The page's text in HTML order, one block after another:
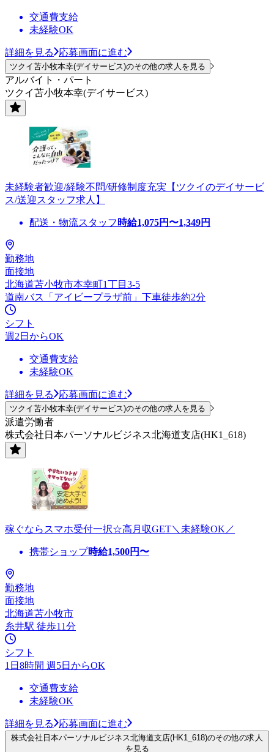
交通費支給
未経験OK
詳細を見る 応募画面に進む
ツクイ苫小牧本幸(デイサービス)のその他の求人を見る
アルバイト・パート
ツクイ苫小牧本幸(デイサービス)
未経験者歓迎/経験不問/研修制度充実【ツクイのデイサービ
ス/送迎スタッフ求人】
配送・物流スタッフ 時給1,075円〜1,349円
勤務地
面接地
北海道苫小牧市本幸町1丁目3-5
道南バス「アイビープラザ前」下車徒歩約2分
シフト
週2日からOK
交通費支給
未経験OK
詳細を見る 応募画面に進む
ツクイ苫小牧本幸(デイサービス)のその他の求人を見る
派遣労働者
株式会社日本パーソナルビジネス北海道支店(HK1_618)
稼ぐならスマホ受付一択☆高月収GET＼未経験OK／
携帯ショップ時給1,500円〜
勤務地
面接地
北海道苫小牧市
糸井駅 徒歩11分
シフト
1日8時間 週5日からOK
交通費支給
未経験OK
詳細を見る 応募画面に進む
株式会社日本パーソナルビジネス北海道支店(HK1_618)のその他の求人
を見る